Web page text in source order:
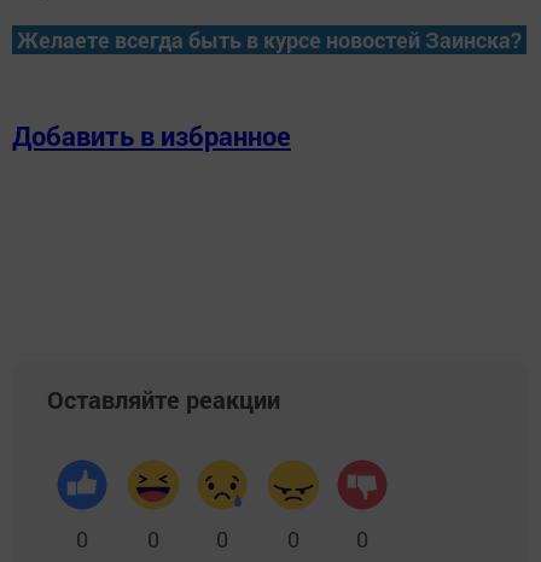
Желаете всегда быть в курсе новостей Заинска?
Добавить в избранное
Оставляйте реакции
0 0 0 0 0